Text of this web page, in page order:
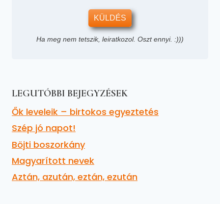
KÜLDÉS
Ha meg nem tetszik, leiratkozol. Oszt ennyi. :)))
LEGUTÓBBI BEJEGYZÉSEK
Ők leveleik – birtokos egyeztetés
Szép jó napot!
Böjti boszorkány
Magyarított nevek
Aztán, azután, eztán, ezután